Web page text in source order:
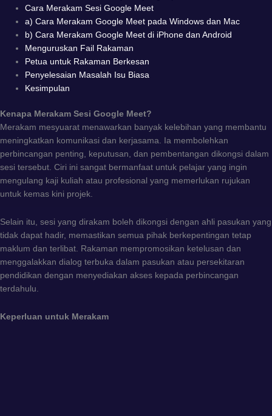
Cara Merakam Sesi Google Meet
a) Cara Merakam Google Meet pada Windows dan Mac
b) Cara Merakam Google Meet di iPhone dan Android
Menguruskan Fail Rakaman
Petua untuk Rakaman Berkesan
Penyelesaian Masalah Isu Biasa
Kesimpulan
Kenapa Merakam Sesi Google Meet?
Merakam mesyuarat menawarkan banyak kelebihan yang membantu
meningkatkan komunikasi dan kerjasama. Ia membolehkan
perbincangan penting, keputusan, dan pembentangan dikongsi dalam
sesi tersebut. Ciri ini sangat bermanfaat untuk pelajar yang ingin
mengulang kaji kuliah atau profesional yang memerlukan rujukan
untuk kemas kini projek.
Selain itu, sesi yang dirakam boleh dikongsi dengan ahli pasukan yang
tidak dapat hadir, memastikan semua pihak berkepentingan tetap
maklum dan terlibat. Rakaman mempromosikan ketelusan dan
menggalakkan dialog terbuka dalam pasukan atau persekitaran
pendidikan dengan menyediakan akses kepada perbincangan
terdahulu.
Keperluan untuk Merakam